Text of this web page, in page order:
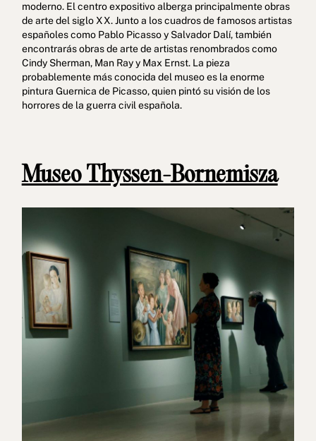
moderno. El centro expositivo alberga principalmente obras
de arte del siglo XX. Junto a los cuadros de famosos artistas
españoles como Pablo Picasso y Salvador Dalí, también
encontrarás obras de arte de artistas renombrados como
Cindy Sherman, Man Ray y Max Ernst. La pieza
probablemente más conocida del museo es la enorme
pintura Guernica de Picasso, quien pintó su visión de los
horrores de la guerra civil española.
Museo Thyssen-Bornemisza